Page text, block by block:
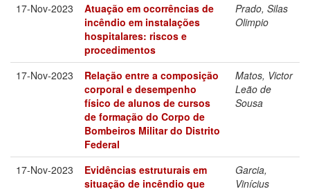
17-Nov-2023
Atuação em ocorrências de
incêndio em instalações
hospitalares: riscos e
procedimentos
Prado, Silas
Olimpio
17-Nov-2023
Relação entre a composição
corporal e desempenho
físico de alunos de cursos
de formação do Corpo de
Bombeiros Militar do Distrito
Federal
Matos, Victor
Leão de
Sousa
17-Nov-2023
Evidências estruturais em
situação de incêndio que
Garcia,
Vinícius